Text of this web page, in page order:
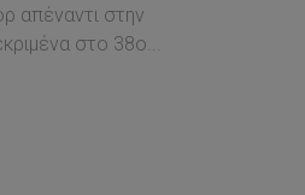
απέναντι στην
στο 38ο...